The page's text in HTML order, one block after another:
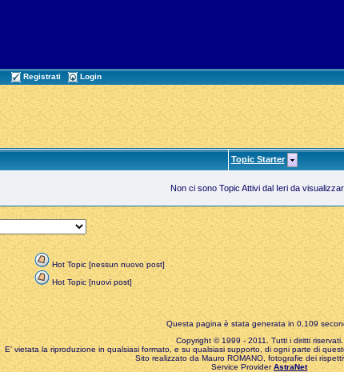
Registrati Login
Topic Starter
Non ci sono Topic Attivi dal Ieri da
Hot Topic [nessun nuovo post]
Hot Topic [nuovi post]
Questa pagina è stata generata in 0,109
Copyright © 1999 - 2011. Tutti i diritti riservati.
E' vietata la riproduzione in qualsiasi formato, e su qualsiasi supporto, di ogni parte di
Sito realizzato da Mauro ROMANO, fotografie dei
Service ProviderAstraNet